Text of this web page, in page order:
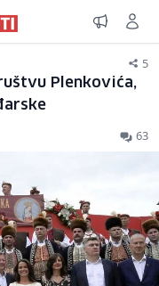
5
Plenkovića,
63